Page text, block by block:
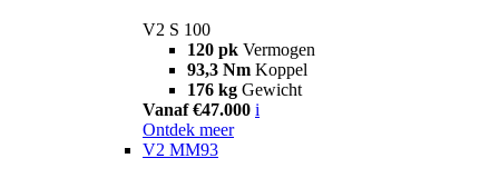
V2 S 100
120 pk Vermogen
93,3 Nm Koppel
176 kg Gewicht
Vanaf €47.000 i
Ontdek meer
V2 MM93